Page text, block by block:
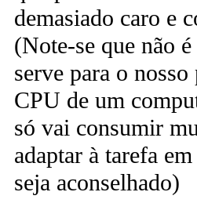
demasiado caro e
(Note-se que não
serve para o
CPU de um
só vai consumir
adaptar à tarefa
seja aconselhado)